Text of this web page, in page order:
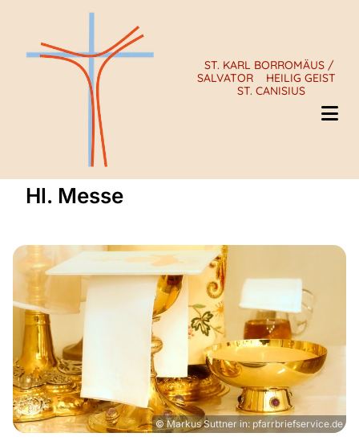
ST. KARL BORROMÄUS /
SALVATOR
HEILIG GEIST
ST. CANISIUS
Hl. Messe
© Markus Suttner in: pfarrbriefservice.de